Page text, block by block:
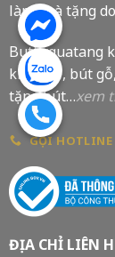
làm quà tặng
Butkyquatang
kim loại, bút
tặng bút…xem
GỌI HOTLINE
ĐỊA CHỈ LIÊN